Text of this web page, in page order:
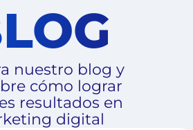
nuestro blog y
cómo lograr
resultados en
digital